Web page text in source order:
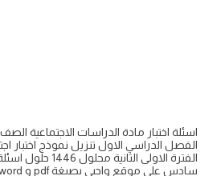
اسئلة اختبار مادة الدراسات الاجتماعية
الفترة الاولى
سادس على موقع واجبي بصيغة pdf و word